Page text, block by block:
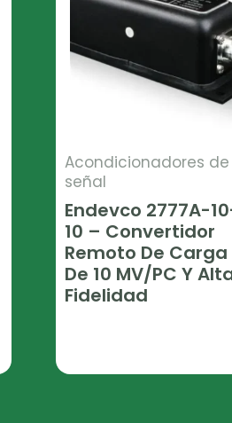
Acondicionadores de
señal
Endevco 2777A-
10 – Convertidor
Remoto De Carga
De 10 MV/pC Y
Fidelidad